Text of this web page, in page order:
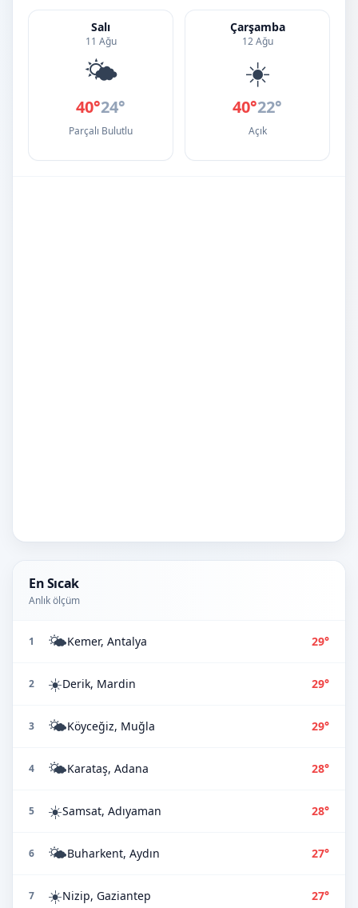
Salı
11 Ağu
🌤️
40°24°
Parçalı Bulutlu
Çarşamba
12 Ağu
☀️
40°22°
Açık
En Sıcak
Anlık ölçüm
1 🌤️Kemer, Antalya 29°
2 ☀️Derik, Mardin 29°
3 🌤️Köyceğiz, Muğla 29°
4 🌤️Karataş, Adana 28°
5 ☀️Samsat, Adıyaman 28°
6 🌤️Buharkent, Aydın 27°
7 ☀️Nizip, Gaziantep 27°